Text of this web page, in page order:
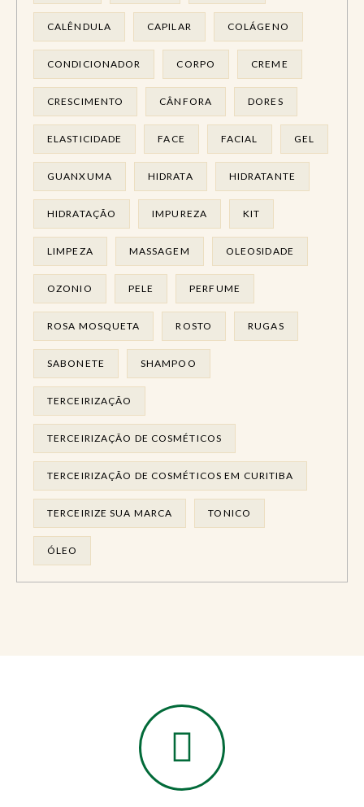
CALÊNDULA CAPILAR COLÁGENO
CONDICIONADOR CORPO CREME
CRESCIMENTO CÂNFORA DORES
ELASTICIDADE FACE FACIAL GEL
GUANXUMA HIDRATA HIDRATANTE
HIDRATAÇÃO IMPUREZA KIT
LIMPEZA MASSAGEM OLEOSIDADE
OZONIO PELE PERFUME
ROSA MOSQUETA ROSTO RUGAS
SABONETE SHAMPOO
TERCEIRIZAÇÃO
TERCEIRIZAÇÃO DE COSMÉTICOS
TERCEIRIZAÇÃO DE COSMÉTICOS EM CURITIBA
TERCEIRIZE SUA MARCA TONICO
ÓLEO